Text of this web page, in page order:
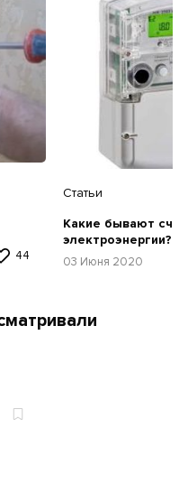
44
Статьи
Какие бывают
электроэнергии?
03 Июня 2020